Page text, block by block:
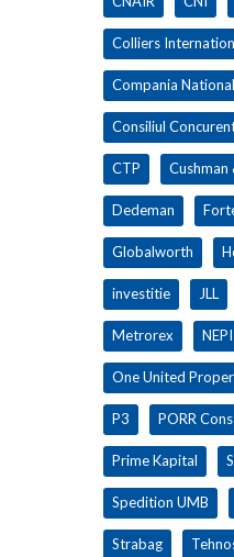
Colliers
Compania
Consiliul
CTP Cushman
Dedeman
Globalworth
investitie JLL
Metrorex NEPI
One United
P3 PORR
Prime Kapital
Spedition UMB
Strabag